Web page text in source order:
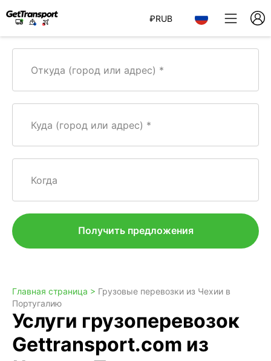
₽RUB
Откуда (город или адрес)
Куда (город или адрес)
Когда
Получить предложения
Главная страница > Грузовые перевозки из Чехии в
Португалию
Услуги грузоперевозок
Gettransport.com из